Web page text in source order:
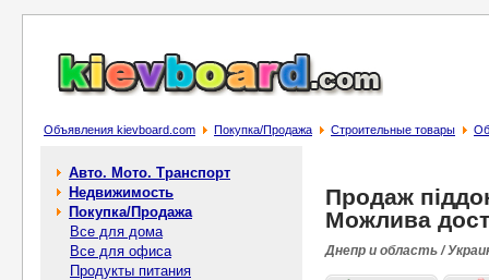
Объявления kievboard.com Покупка/Продажа Строительные товары
Авто. Мото. Транспорт
Недвижимость
Покупка/Продажа
Все для дома
Все для офиса
Продукты питания
Продаж
Можлива
Днепр и область /